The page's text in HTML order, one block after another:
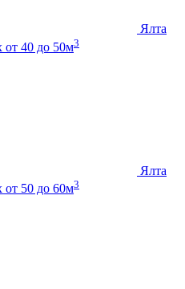
Ялта
от 40 до 50м3
Ялта
от 50 до 60м3